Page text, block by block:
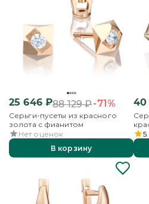
25 646₽88 129₽-71%
Серьги-пусеты из красного
золота с фианитом
Нет оценок
В корзину
40